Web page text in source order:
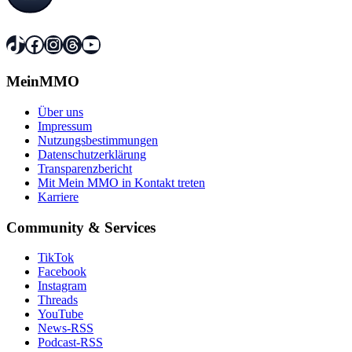
TikTok
Facebook
Instagram
Threads
YouTube
MeinMMO
Über uns
Impressum
Nutzungsbestimmungen
Datenschutzerklärung
Transparenzbericht
Mit Mein MMO in Kontakt treten
Karriere
Community & Services
TikTok
Facebook
Instagram
Threads
YouTube
News-RSS
Podcast-RSS